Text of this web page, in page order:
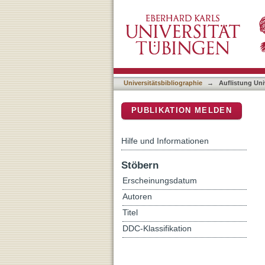
Universitätsbibliographie → Auflistung
PUBLIKATION MELDEN
Hilfe und Informationen
Stöbern
Erscheinungsdatum
Autoren
Titel
DDC-Klassifikation